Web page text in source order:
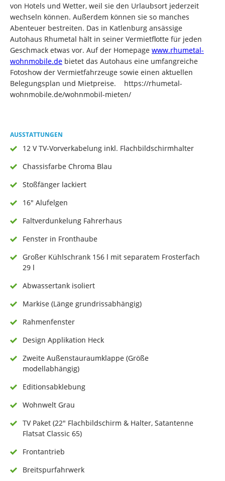
von Hotels und Wetter, weil sie den Urlaubsort jederzeit
wechseln können. Außerdem können sie so manches
Abenteuer bestreiten. Das in Katlenburg ansässige
Autohaus Rhumetal hält in seiner Vermietflotte für jeden
Geschmack etwas vor. Auf der Homepage www.rhumetal-
wohnmobile.de bietet das Autohaus eine umfangreiche
Fotoshow der Vermietfahrzeuge sowie einen aktuellen
Belegungsplan und Mietpreise. https://rhumetal-
wohnmobile.de/wohnmobil-mieten/
AUSSTATTUNGEN
12 V TV-Vorverkabelung inkl. Flachbildschirmhalter
Chassisfarbe Chroma Blau
Stoßfänger lackiert
16" Alufelgen
Faltverdunkelung Fahrerhaus
Fenster in Fronthaube
Großer Kühlschrank 156 l mit separatem Frosterfach
29 l
Abwassertank isoliert
Markise (Länge grundrissabhängig)
Rahmenfenster
Design Applikation Heck
Zweite Außenstauraumklappe (Größe
modellabhängig)
Editionsabklebung
Wohnwelt Grau
TV Paket (22" Flachbildschirm & Halter, Satantenne
Flatsat Classic 65)
Frontantrieb
Breitspurfahrwerk